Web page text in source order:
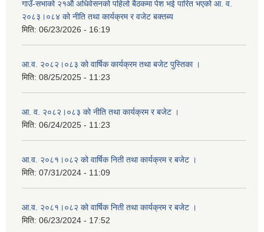
गाउँ-सभाको २१औ अधिवेसनको पहिलो बैठकमा पेश भई पारित भएको आ. व.
२०८३।०८४ को नीति तथा कार्यक्रम र वजेट बक्तब्य
मिति: 06/23/2026 - 16:19
आ.व. २०८२।०८३ को वार्षिक कार्यक्रम तथा बजेट पुस्तिका ।
मिति: 08/25/2025 - 11:23
आ. व. २०८२।०८३ को नीति तथा कार्यक्रम र बजेट ।
मिति: 06/24/2025 - 11:23
आ.व. २०८१।०८२ को वार्षिक निती तथा कार्यक्रम र बजेट ।
मिति: 07/31/2024 - 11:09
आ.व. २०८१।०८२ को वार्षिक निती तथा कार्यक्रम र बजेट ।
मिति: 06/23/2024 - 17:52